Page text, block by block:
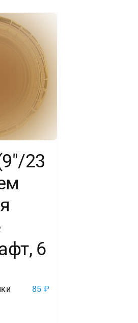
23
6
85 ₽